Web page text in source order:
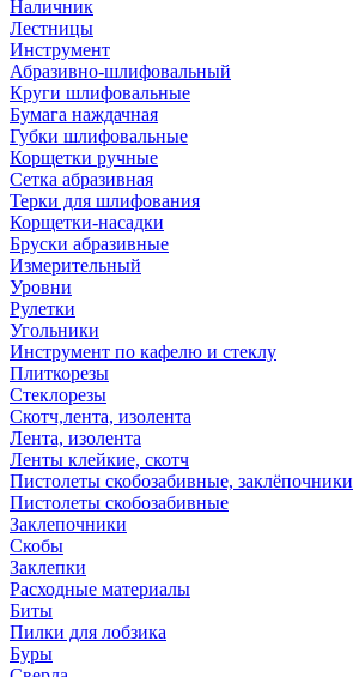
Наличник
Лестницы
Инструмент
Абразивно-шлифовальный
Круги шлифовальные
Бумага наждачная
Губки шлифовальные
Корщетки ручные
Сетка абразивная
Терки для шлифования
Корщетки-насадки
Бруски абразивные
Измерительный
Уровни
Рулетки
Угольники
Инструмент по кафелю и стеклу
Плиткорезы
Стеклорезы
Скотч,лента, изолента
Лента, изолента
Ленты клейкие, скотч
Пистолеты скобозабивные, заклёпочники
Пистолеты скобозабивные
Заклепочники
Скобы
Заклепки
Расходные материалы
Биты
Пилки для лобзика
Буры